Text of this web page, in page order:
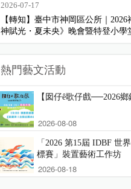
2026-07-17
【轉知】臺中市神岡區公所｜
神賦光・夏未央》晚會暨特登小學
熱門藝文活動
【囡仔ê歌仔戲──2026
2026-08-08
「2026 第15屆 IDBF 世
標賽」裝置藝術工作坊
2026-08-18